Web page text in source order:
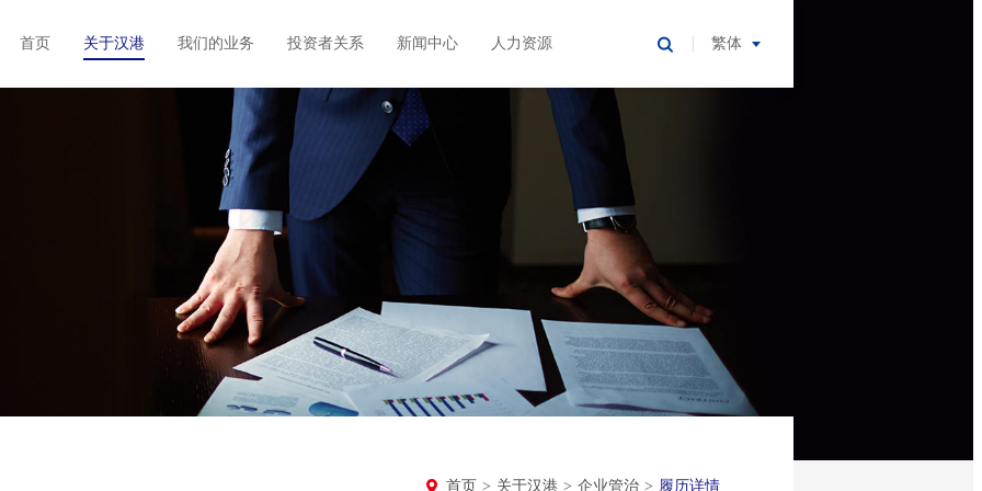
繁体
首页 关于汉港 我们的业务 投资者关系 新闻中心 人力资源
首页 > 关于汉港 > 企业管治 > 履历详情